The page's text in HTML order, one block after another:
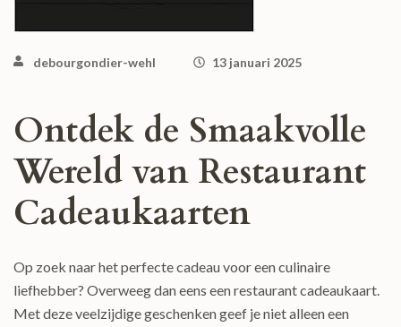
debourgondier-wehl 13 januari 2025
Ontdek de Smaakvolle
Wereld van Restaurant
Cadeaukaarten
Op zoek naar het perfecte cadeau voor een culinaire
liefhebber? Overweeg dan eens een restaurant cadeaukaart.
Met deze veelzijdige geschenken geef je niet alleen een